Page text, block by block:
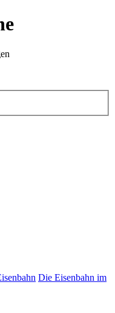
Die Eisenbahn im